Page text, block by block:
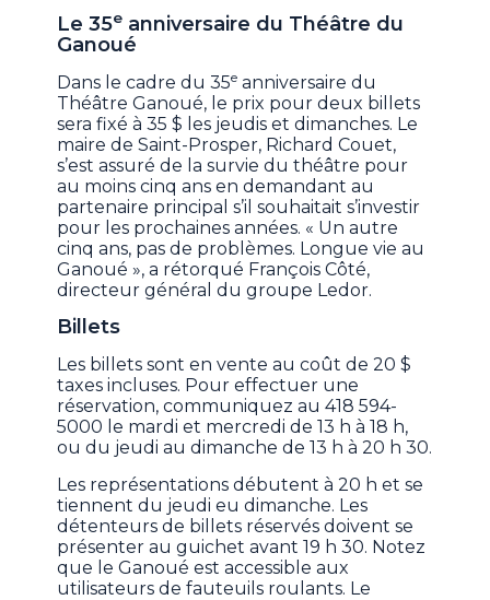
Le 35e anniversaire du Théâtre du
Ganoué
Dans le cadre du 35e anniversaire du
Théâtre Ganoué, le prix pour deux billets
sera fixé à 35 $ les jeudis et dimanches. Le
maire de Saint-Prosper, Richard Couet,
s’est assuré de la survie du théâtre pour
au moins cinq ans en demandant au
partenaire principal s’il souhaitait s’investir
pour les prochaines années. « Un autre
cinq ans, pas de problèmes. Longue vie au
Ganoué », a rétorqué François Côté,
directeur général du groupe Ledor.
Billets
Les billets sont en vente au coût de 20 $
taxes incluses. Pour effectuer une
réservation, communiquez au 418 594-
5000 le mardi et mercredi de 13 h à 18 h,
ou du jeudi au dimanche de 13 h à 20 h 30.
Les représentations débutent à 20 h et se
tiennent du jeudi eu dimanche. Les
détenteurs de billets réservés doivent se
présenter au guichet avant 19 h 30. Notez
que le Ganoué est accessible aux
utilisateurs de fauteuils roulants. Le